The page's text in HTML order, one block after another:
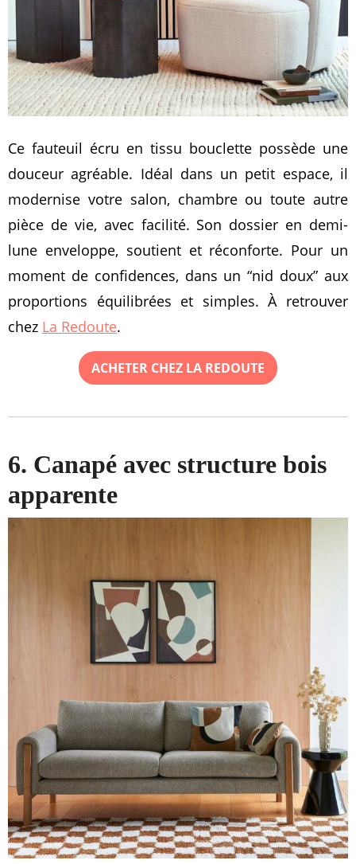
Ce fauteuil écru en tissu bouclette possède une
douceur agréable. Idéal dans un petit espace, il
modernise votre salon, chambre ou toute autre
pièce de vie, avec facilité. Son dossier en demi-
lune enveloppe, soutient et réconforte. Pour un
moment de confidences, dans un “nid doux” aux
proportions équilibrées et simples. À retrouver
chez La Redoute.
ACHETER CHEZ LA REDOUTE
6. Canapé avec structure bois
apparente